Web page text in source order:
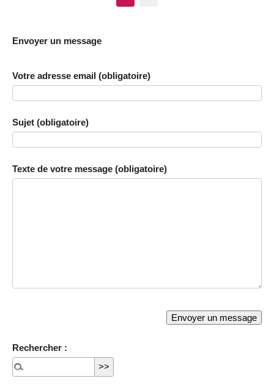
Envoyer un message
Votre adresse email (obligatoire)
Sujet (obligatoire)
Texte de votre message (obligatoire)
Rechercher :